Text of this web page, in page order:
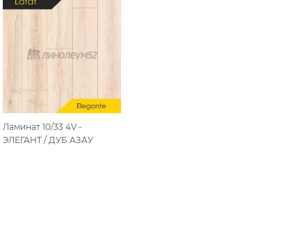
Ламинат 10/33 4V -
ЭЛЕГАНТ / ДУБ АЗАУ